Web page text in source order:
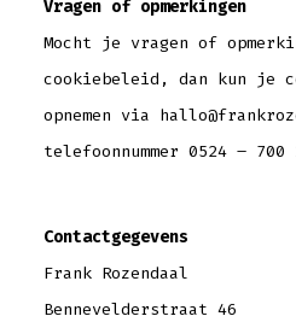
Vragen of opmerkingen
Mocht je vragen of
cookiebeleid, dan kun je
opnemen via
telefoonnummer 0524 – 700
Contactgegevens
Frank Rozendaal
Bennevelderstraat 46